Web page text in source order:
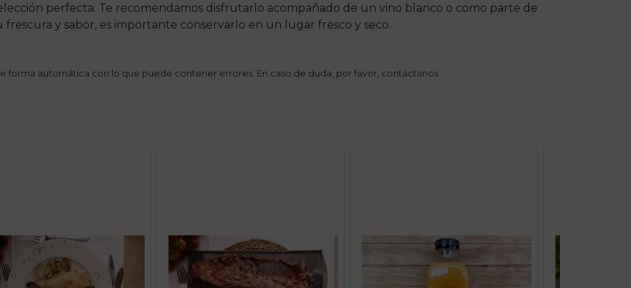
perfecta. Te recomendamos disfrutarlo acompañado de un vino blanco o como parte de
frescura y sabor, es importante conservarlo en un lugar fresco y seco.
forma automática con lo que puede contener errores. En caso de duda, por favor, contáctanos